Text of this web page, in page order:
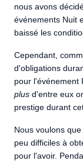
nous avons
événements Nuit
baissé les
Cependant,
d'obligations
pour l'événement
plus d'entre eux
prestige durant
Nous voulons
peu difficiles à
pour l'avoir.